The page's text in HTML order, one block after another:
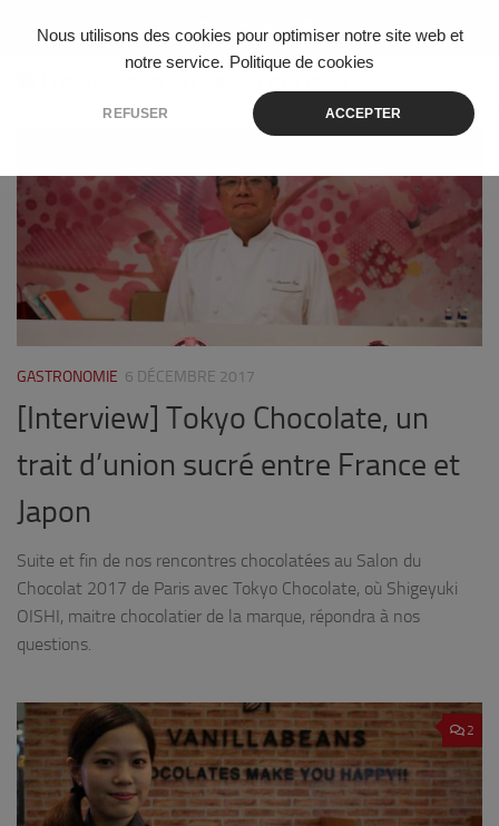
Nous utilisons des cookies pour optimiser notre site web et
notre service. Politique de cookies
REFUSER ACCEPTER
Skip to content
GASTRONOMIE 6 DÉCEMBRE 2017
[Interview] Tokyo Chocolate, un
trait d’union sucré entre France et
Japon
Suite et fin de nos rencontres chocolatées au Salon du
Chocolat 2017 de Paris avec Tokyo Chocolate, où Shigeyuki
OISHI, maitre chocolatier de la marque, répondra à nos
questions.
2